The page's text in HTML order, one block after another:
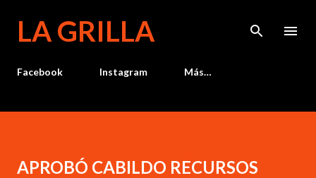
LA GRILLA
Facebook Instagram Más…
APROBÓ CABILDO RECURSOS